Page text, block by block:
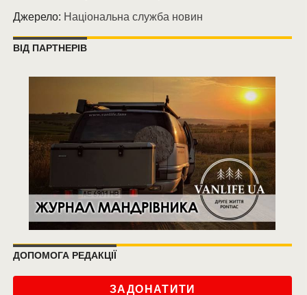
Джерело: Національна служба новин
ВІД ПАРТНЕРІВ
ДОПОМОГА РЕДАКЦІЇ
ЗАДОНАТИТИ